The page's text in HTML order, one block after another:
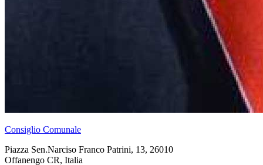
Consiglio Comunale
Piazza Sen.Narciso Franco Patrini, 13, 26010
Offanengo CR, Italia